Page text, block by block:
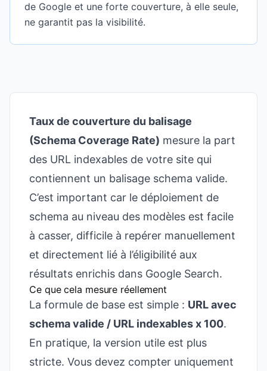
de Google et une forte couverture, à elle seule,
ne garantit pas la visibilité.
Taux de couverture du balisage
(Schema Coverage Rate) mesure la part
des URL indexables de votre site qui
contiennent un balisage schema valide.
C’est important car le déploiement de
schema au niveau des modèles est facile
à casser, difficile à repérer manuellement
et directement lié à l’éligibilité aux
résultats enrichis dans Google Search.
Ce que cela mesure réellement
La formule de base est simple : URL avec
schema valide / URL indexables x 100.
En pratique, la version utile est plus
stricte. Vous devez compter uniquement